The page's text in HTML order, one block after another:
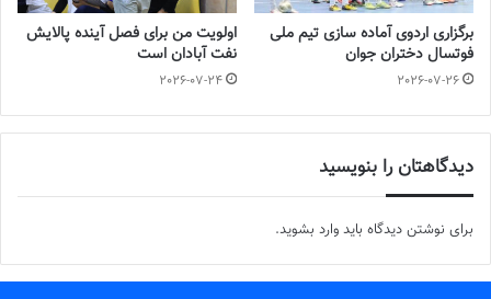
برگزاری اردوی آماده سازی تیم ملی
فوتسال دختران جوان
2026-07-26
اولویت من برای فصل آینده پالایش
نفت آبادان است
2026-07-24
دیدگاهتان را بنویسید
برای نوشتن دیدگاه باید وارد بشوید.